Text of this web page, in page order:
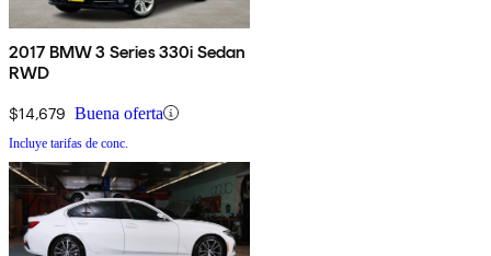
2017 BMW 3 Series 330i Sedan
RWD
$14,679 Buena oferta
Incluye tarifas de conc.